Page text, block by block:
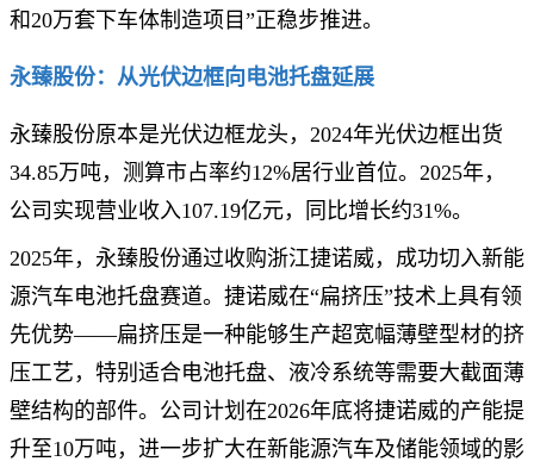
和20万套下车体制造项目”正稳步推进。
永臻股份：从光伏边框向电池托盘延展
永臻股份原本是光伏边框龙头，2024年光伏边框出货
34.85万吨，测算市占率约12%居行业首位。2025年，
公司实现营业收入107.19亿元，同比增长约31%。
2025年，永臻股份通过收购浙江捷诺威，成功切入新能
源汽车电池托盘赛道。捷诺威在“扁挤压”技术上具有领
先优势——扁挤压是一种能够生产超宽幅薄壁型材的挤
压工艺，特别适合电池托盘、液冷系统等需要大截面薄
壁结构的部件。公司计划在2026年底将捷诺威的产能提
升至10万吨，进一步扩大在新能源汽车及储能领域的影